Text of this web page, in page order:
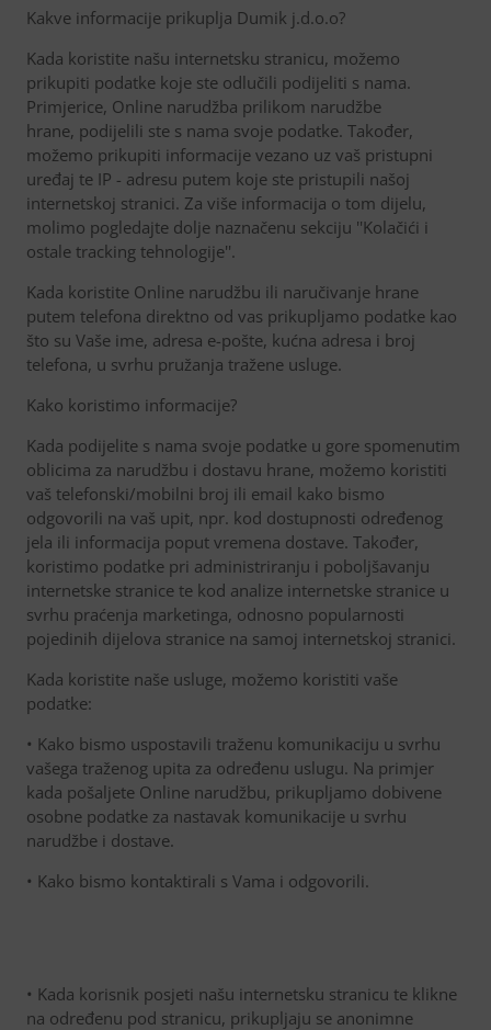
Kakve informacije prikuplja Dumik j.d.o.o?
Kada koristite našu internetsku stranicu, možemo
prikupiti podatke koje ste odlučili podijeliti s nama.
Primjerice, Online narudžba prilikom narudžbe
hrane, podijelili ste s nama svoje podatke. Također,
možemo prikupiti informacije vezano uz vaš pristupni
uređaj te IP - adresu putem koje ste pristupili našoj
internetskoj stranici. Za više informacija o tom dijelu,
molimo pogledajte dolje naznačenu sekciju ''Kolačići i
ostale tracking tehnologije''.
Kada koristite Online narudžbu ili naručivanje hrane
putem telefona direktno od vas prikupljamo podatke kao
što su Vaše ime, adresa e-pošte, kućna adresa i broj
telefona, u svrhu pružanja tražene usluge.
Kako koristimo informacije?
Kada podijelite s nama svoje podatke u gore spomenutim
oblicima za narudžbu i dostavu hrane, možemo koristiti
vaš telefonski/mobilni broj ili email kako bismo
odgovorili na vaš upit, npr. kod dostupnosti određenog
jela ili informacija poput vremena dostave. Također,
koristimo podatke pri administriranju i poboljšavanju
internetske stranice te kod analize internetske stranice u
svrhu praćenja marketinga, odnosno popularnosti
pojedinih dijelova stranice na samoj internetskoj stranici.
Kada koristite naše usluge, možemo koristiti vaše
podatke:
• Kako bismo uspostavili traženu komunikaciju u svrhu
vašega traženog upita za određenu uslugu. Na primjer
kada pošaljete Online narudžbu, prikupljamo dobivene
osobne podatke za nastavak komunikacije u svrhu
narudžbe i dostave.
• Kako bismo kontaktirali s Vama i odgovorili.
• Kada korisnik posjeti našu internetsku stranicu te klikne
na određenu pod stranicu, prikupljaju se anonimne